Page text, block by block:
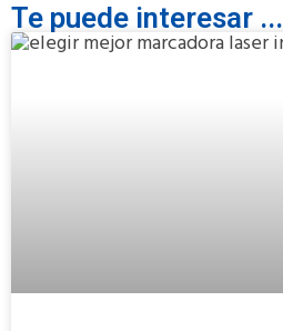
Te puede interesar ...